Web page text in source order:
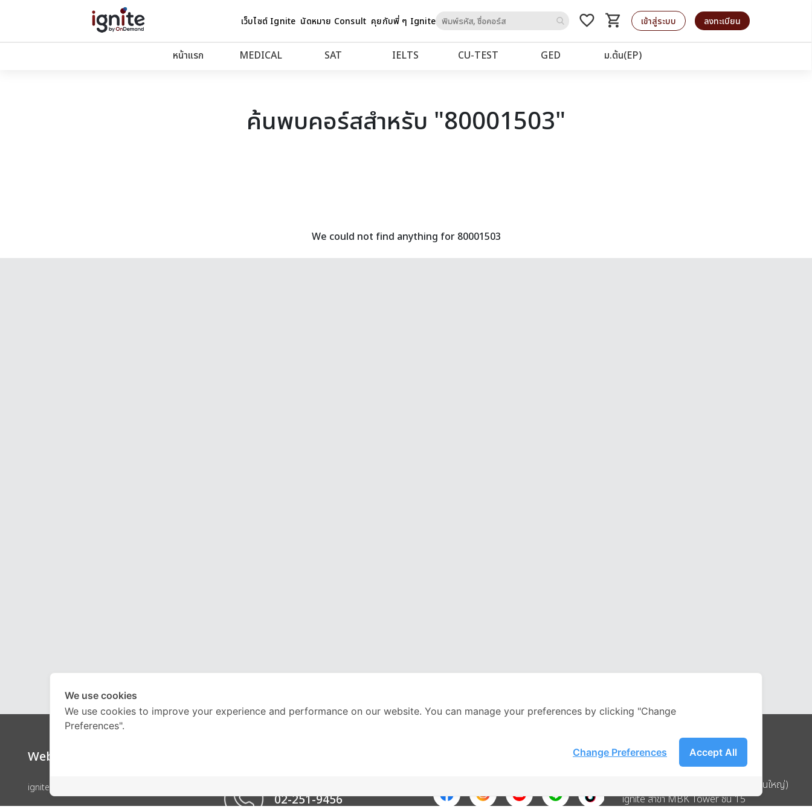
เว็บไซต์ Ignite นัดหมาย Consult คุยกับพี่ ๆ Igniteto
favorite_border shopping_cart
รถเข็น เข้าสู่ระบบ ลงทะเบียน
หน้าแรก MEDICAL SAT IELTS CU‑TEST GED ม.ต้น(EP)
ค้นพบคอร์สสำหรับ "80001503"
We could not find anything for 80001503
Website
ignite by OnDemand
02-251-9456
Address
บริษัท อิกไนท์ เอ สตาร์ จำกัด (สำนักงานใหญ่)
ignite สาขา MBK Tower ชั้น 15
We use cookies
We use cookies to improve your experience and performance on our website. You can manage your preferences by clicking "Change
Preferences".
Accept All
Change Preferences